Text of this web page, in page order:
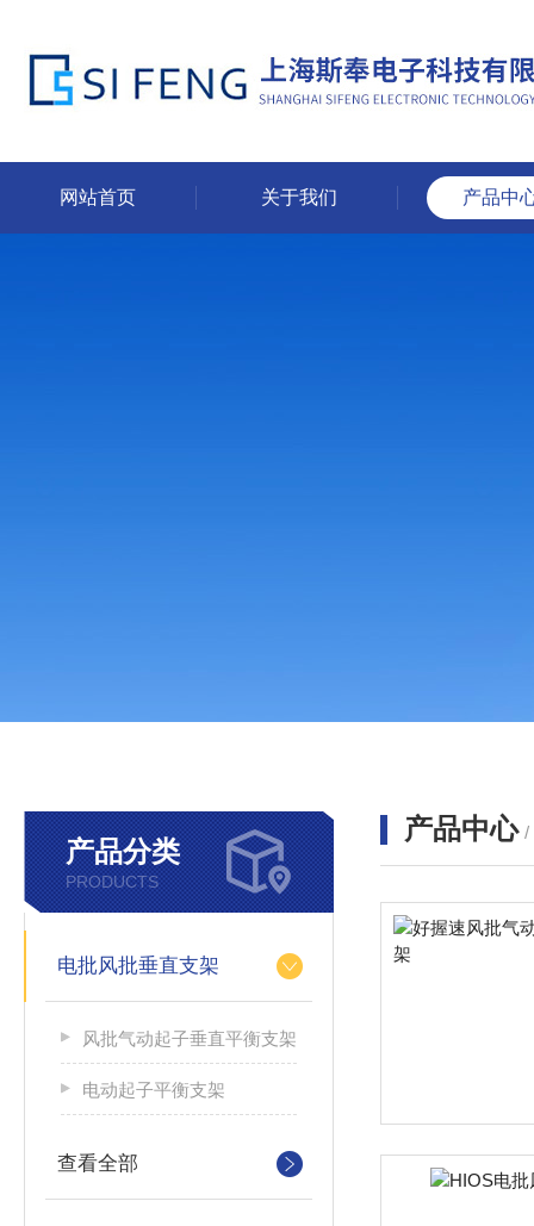
网站首页 关于我们 产品中
产品分类
PRODUCTS
电批风批垂直支架
风批气动起子垂直平衡支架
电动起子平衡支架
查看全部
产品中心 /